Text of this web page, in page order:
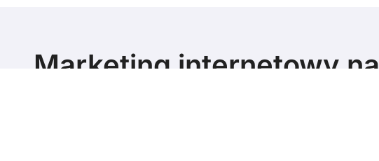
Marketing internetowy na